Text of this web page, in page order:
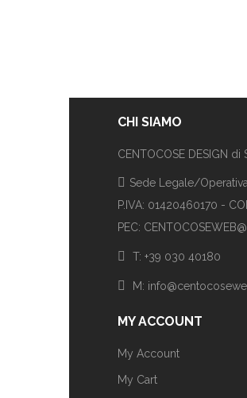
CHI SIAMO
CENTOCOSE DESIGN di
Sede Legale/
P.IVA: 01420460170 -
PEC:
T: +39 030 40180
M:
MY ACCOUNT
My Account
My Cart